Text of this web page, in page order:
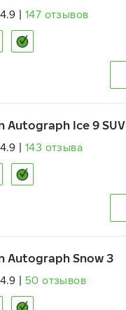
4.9 147 отзывов
Autograph Ice 9 SUV
4.9 143 отзыва
Autograph Snow 3
4.9 50 отзывов